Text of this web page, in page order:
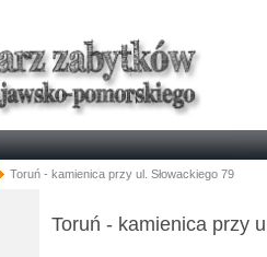
Toruń - kamienica przy ul. Słowackiego 79
Toruń - kamienica przy